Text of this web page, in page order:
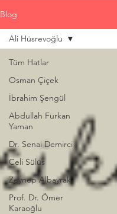
Blog
Tüm Hatlar
Osman Çiçek
İbrahim Şengül
Abdullah Furkan
Yaman
Dr. Senai Demirci
Celi Sülüs
Zeynep Albayrak
Prof. Dr. Ömer
Karaoğlu
Ali Hüsrevoğlu